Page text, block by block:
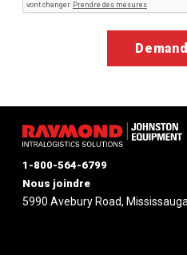
1-800-564-6799
Nous joindre
5990 Avebury Road,